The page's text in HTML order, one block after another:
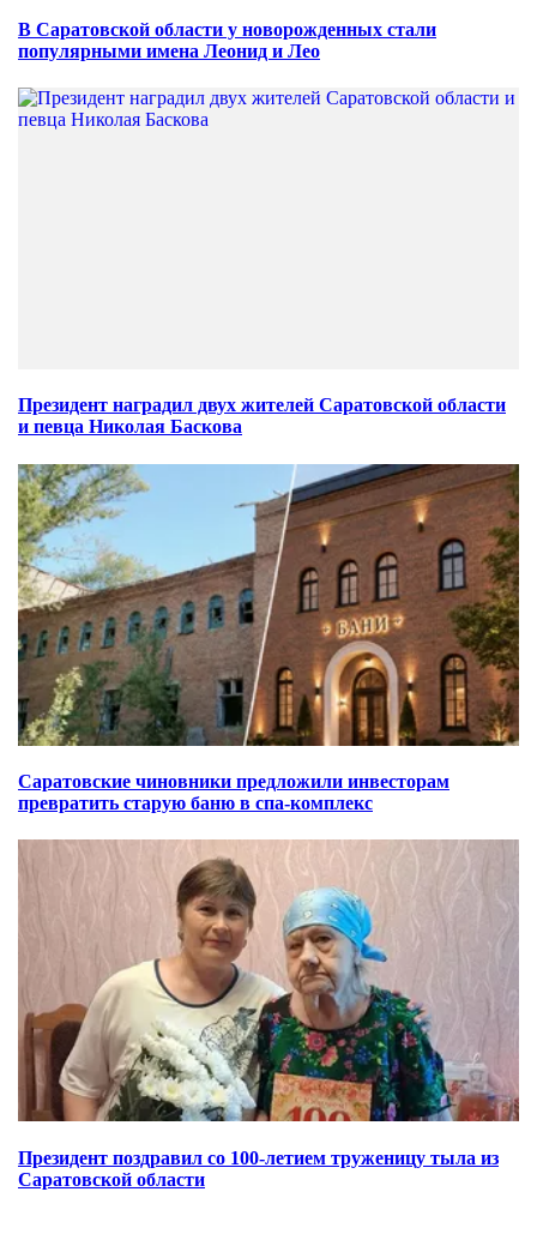
В Саратовской области у новорожденных стали
популярными имена Леонид и Лео
Президент наградил двух жителей Саратовской области
и певца Николая Баскова
Саратовские чиновники предложили инвесторам
превратить старую баню в спа-комплекс
Президент поздравил со 100-летием труженицу тыла из
Саратовской области